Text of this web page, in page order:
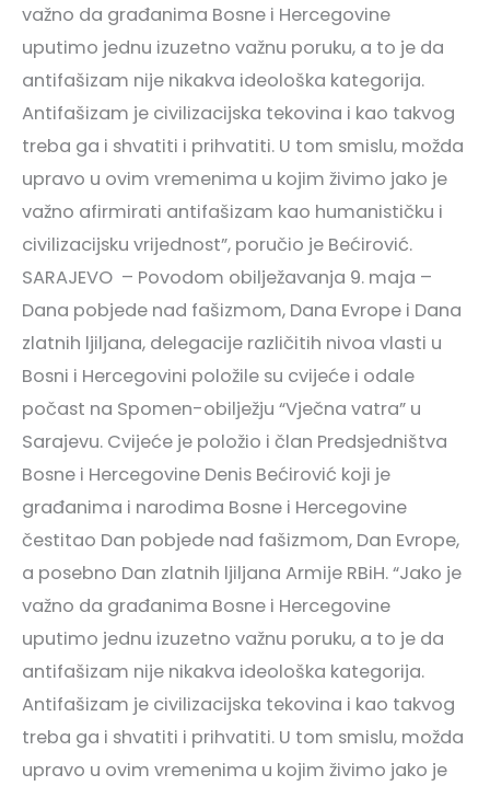
važno da građanima Bosne i Hercegovine
uputimo jednu izuzetno važnu poruku, a to je da
antifašizam nije nikakva ideološka kategorija.
Antifašizam je civilizacijska tekovina i kao takvog
treba ga i shvatiti i prihvatiti. U tom smislu, možda
upravo u ovim vremenima u kojim živimo jako je
važno afirmirati antifašizam kao humanističku i
civilizacijsku vrijednost”, poručio je Bećirović.
SARAJEVO – Povodom obilježavanja 9. maja –
Dana pobjede nad fašizmom, Dana Evrope i Dana
zlatnih ljiljana, delegacije različitih nivoa vlasti u
Bosni i Hercegovini položile su cvijeće i odale
počast na Spomen-obilježju “Vječna vatra” u
Sarajevu. Cvijeće je položio i član Predsjedništva
Bosne i Hercegovine Denis Bećirović koji je
građanima i narodima Bosne i Hercegovine
čestitao Dan pobjede nad fašizmom, Dan Evrope,
a posebno Dan zlatnih ljiljana Armije RBiH. “Jako je
važno da građanima Bosne i Hercegovine
uputimo jednu izuzetno važnu poruku, a to je da
antifašizam nije nikakva ideološka kategorija.
Antifašizam je civilizacijska tekovina i kao takvog
treba ga i shvatiti i prihvatiti. U tom smislu, možda
upravo u ovim vremenima u kojim živimo jako je